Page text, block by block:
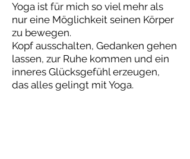
Yoga ist für mich so viel mehr als
nur eine Möglichkeit seinen Körper
zu bewegen.
Kopf ausschalten, Gedanken gehen
lassen, zur Ruhe kommen und ein
inneres Glücksgefühl erzeugen,
das alles gelingt mit Yoga.